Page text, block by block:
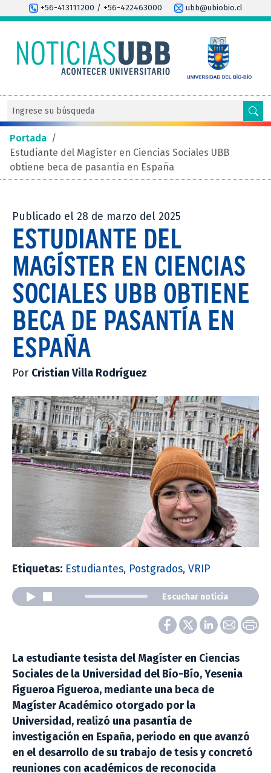
+56-413111200 / +56-422463000 ubb@ubiobio.cl
Portada /
Estudiante del Magíster en Ciencias Sociales UBB
obtiene beca de pasantía en España
Publicado el 28 de marzo del 2025
ESTUDIANTE DEL
MAGÍSTER EN CIENCIAS
SOCIALES UBB OBTIENE
BECA DE PASANTÍA EN
ESPAÑA
Por Cristian Villa Rodríguez
Etiquetas: Estudiantes, Postgrados, VRIP
Escuchar noticia
La estudiante tesista del Magíster en Ciencias
Sociales de la Universidad del Bío-Bío, Yesenia
Figueroa Figueroa, mediante una beca de
Magíster Académico otorgado por la
Universidad, realizó una pasantía de
investigación en España, periodo en que avanzó
en el desarrollo de su trabajo de tesis y concretó
reuniones con académicos de reconocida